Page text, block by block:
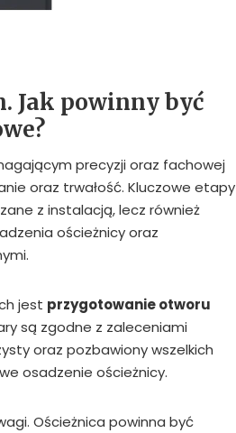
Jak powinny być
precyzji oraz fachowej
oraz trwałość. Kluczowe etapy
z instalacją, lecz również
ościeżnicy oraz
jest przygotowanie otworu
są zgodne z zaleceniami
oraz pozbawiony wszelkich
osadzenie ościeżnicy.
Ościeżnica powinna być